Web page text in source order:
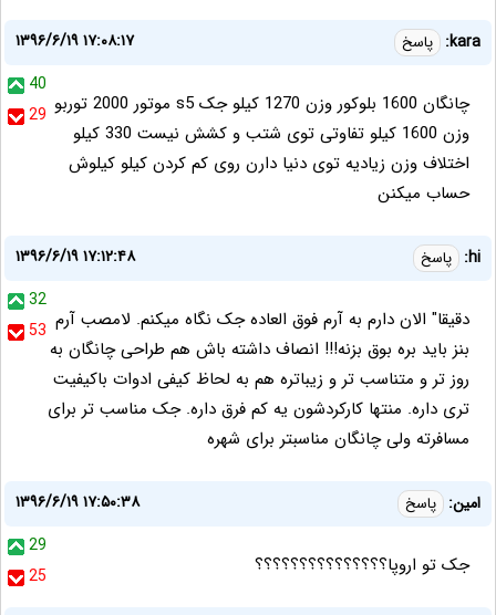
kara: پاسخ
۱۳۹۶/۶/۱۹ ۱۷:۰۸:۱۷
40
29 چانگان 1600 بلوکور وزن 1270 کیلو جک s5 موتور 2000 توربو
وزن 1600 کیلو تفاوتی توی شتب و کشش نیست 330 کیلو
اختلاف وزن زیادیه توی دنیا دارن روی کم کردن کیلو کیلوش
حساب میکنن
hi: پاسخ
۱۳۹۶/۶/۱۹ ۱۷:۱۲:۴۸
32
53 دقیقا" الان دارم به آرم فوق العاده جک نگاه میکنم. لامصب آرم
بنز باید بره بوق بزنه!!! انصاف داشته باش هم طراحی چانگان به
روز تر و متناسب تر و زیباتره هم به لحاظ کیفی ادوات باکیفیت
تری داره. منتها کارکردشون یه کم فرق داره. جک مناسب تر برای
مسافرته ولی چانگان مناسبتر برای شهره
امین: پاسخ
۱۳۹۶/۶/۱۹ ۱۷:۵۰:۳۸
29
25
جک تو اروپا؟؟؟؟؟؟؟؟؟؟؟؟؟؟؟